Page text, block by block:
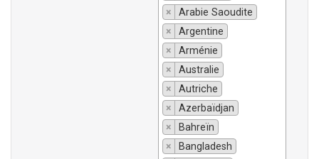
×
Arabie Saoudite
×
Argentine
×
Arménie
×
Australie
×
Autriche
×
Azerbaïdjan
×
Bahreïn
×
Bangladesh